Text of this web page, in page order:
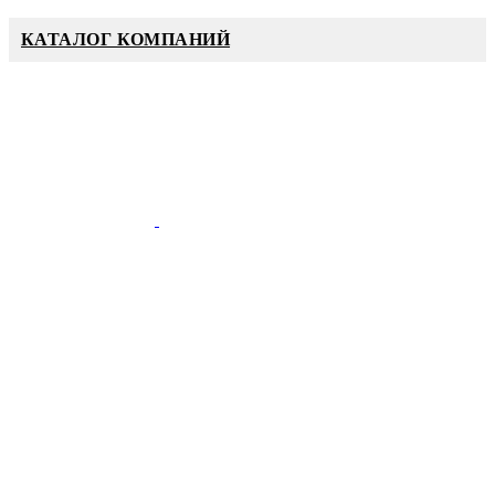
КАТАЛОГ КОМПАНИЙ